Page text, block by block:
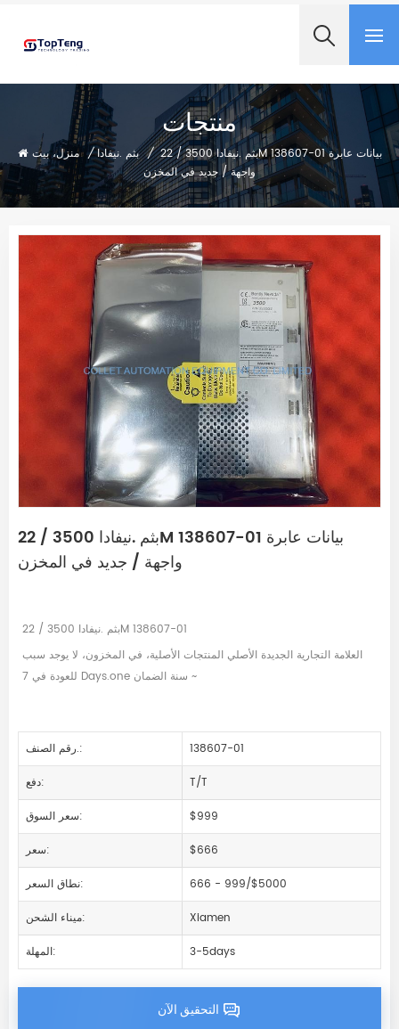
منتجات
منزل، بيت / بثم .نيفادا / بثم .نيفادا 3500 / 22M 138607-01 بيانات عابرة
واجهة / جديد في المخزن
بثم .نيفادا 3500 / 22M 138607-01 بيانات عابرة
واجهة / جديد في المخزن
بثم .نيفادا 3500 / 22M 138607-01
العلامة التجارية الجديدة الأصلي المنتجات الأصلية، في المخزون، لا يوجد سبب
للعودة في 7 Days.one سنة الضمان ~
رقم الصنف.:
138607-01
دفع:
T/T
سعر السوق:
$999
سعر:
$666
نطاق السعر:
666 - 999/$5000
ميناء الشحن:
Xiamen
المهلة:
3-5days
التحقيق الآن